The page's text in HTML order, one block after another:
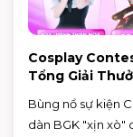
Cosplay
Tổng Giải
Bùng nổ sự kiện
dàn BGK "xịn